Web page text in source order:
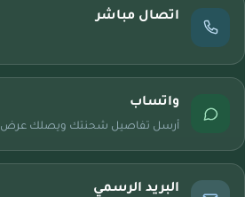
اتصال مباشر
واتساب
أرسل تفاصيل شحنتك ويصلك عرض
البريد الرسمي